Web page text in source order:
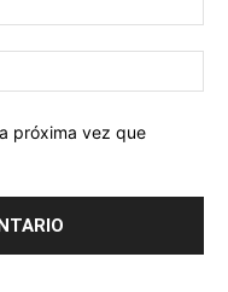
próxima vez que